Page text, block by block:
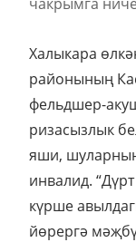
Халыкара
районының
фельдшер-
ризасызлык
яши,
инвалид.
күрше
йөрергә